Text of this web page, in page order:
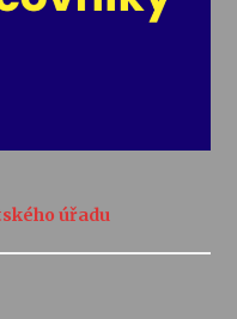
Novenka v Klášteře
svět
úřadu